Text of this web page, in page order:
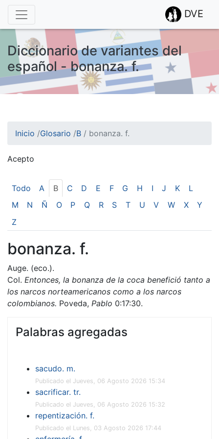
DVE
Diccionario de variantes del
español - bonanza. f.
Inicio /Glosario /B / bonanza. f.
Acepto
Esto nos ayuda a recolectar estadísticas de las visitas.
Todo A B C D E F G H I J K
L
M
N Ñ O P Q R S T U V W X
Y
Z
bonanza. f.
Auge. (eco.).
Col. Entonces, la bonanza de la coca benefició tanto a
los narcos norteamericanos como a los narcos
colombianos. Poveda, Pablo 0:17:30.
Palabras agregadas
sacudo. m.
Publicado el Jueves, 06 Agosto 2026 15:34
sacrificar. tr.
Publicado el Jueves, 06 Agosto 2026 15:32
repentización. f.
Publicado el Lunes, 03 Agosto 2026 17:44